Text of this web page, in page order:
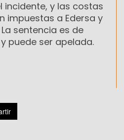
incidente, y las costas
impuestas a Edersa y
sentencia es de
puede ser apelada.